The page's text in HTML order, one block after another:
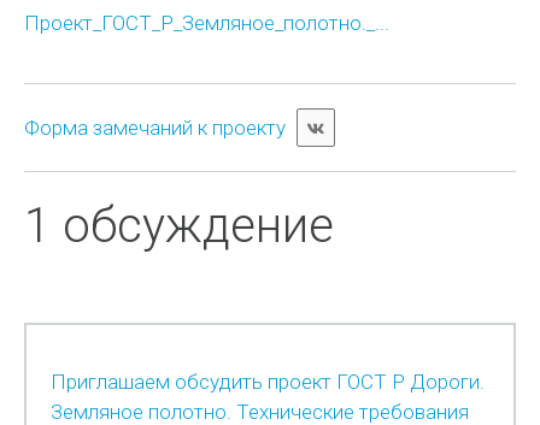
Проект_ГОСТ_Р_Земляное_полотно._...
Форма замечаний к проекту
1 обсуждение
Приглашаем обсудить проект ГОСТ Р Дороги.
Земляное полотно. Технические требования